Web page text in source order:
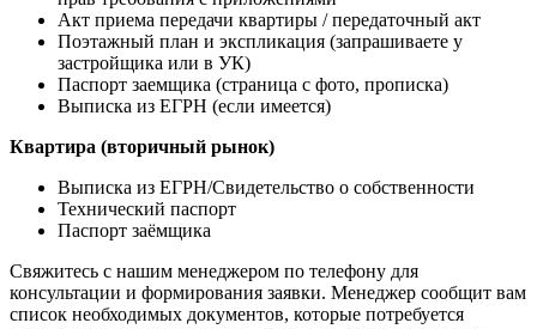
Акт приема передачи квартиры / передаточный акт
Поэтажный план и экспликация (запрашиваете у
застройщика или в УК)
Паспорт заемщика (страница с фото, прописка)
Выписка из ЕГРН (если имеется)
Квартира (вторичный рынок)
Выписка из ЕГРН/Свидетельство о собственности
Технический паспорт
Паспорт заёмщика
Свяжитесь с нашим менеджером по телефону для
консультации и формирования заявки. Менеджер сообщит вам
список необходимых документов, которые потребуется